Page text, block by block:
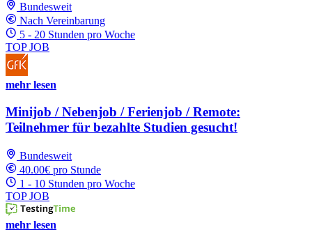
Bundesweit
Nach Vereinbarung
5 - 20 Stunden pro Woche
TOP JOB
mehr lesen
Minijob / Nebenjob / Ferienjob / Remote:
Teilnehmer für bezahlte Studien gesucht!
Bundesweit
40.00€ pro Stunde
1 - 10 Stunden pro Woche
TOP JOB
mehr lesen